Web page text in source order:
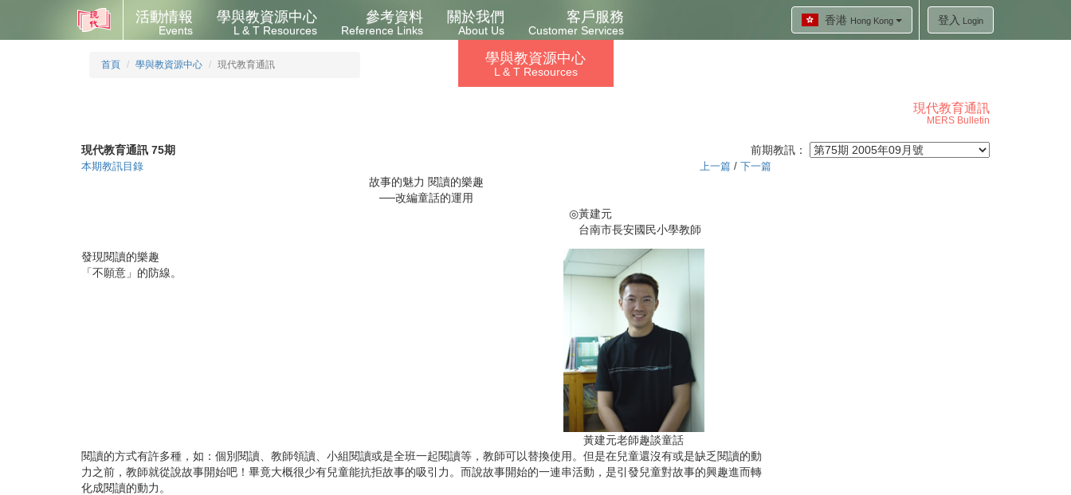
香港 Hong Kong 登入 Login
活動情報
Events
學與教資源中心
L & T Resources
參考資料
Reference Links
關於我們
About Us
客戶服務
Customer Services
首頁 學與教資源中心 現代教育通訊 學與教資源中心
L & T Resources
現代教育通訊
MERS Bulletin
現代教育通訊 75期 前期教訊：
本期教訊目錄 上一篇 / 下一篇
故事的魅力 閱讀的樂趣
──改編童話的運用
◎黃建元
台南市長安國民小學教師
發現閱讀的樂趣
「不願意」的防線。
黃建元老師趣談童話
閱讀的方式有許多種，如：個別閱讀、教師領讀、小組閱讀或是全班一起閱讀等，教師可以替換使用。但是在兒童還沒有或是缺乏閱讀的動
力之前，教師就從說故事開始吧！畢竟大概很少有兒童能抗拒故事的吸引力。而說故事開始的一連串活動，是引發兒童對故事的興趣進而轉
化成閱讀的動力。